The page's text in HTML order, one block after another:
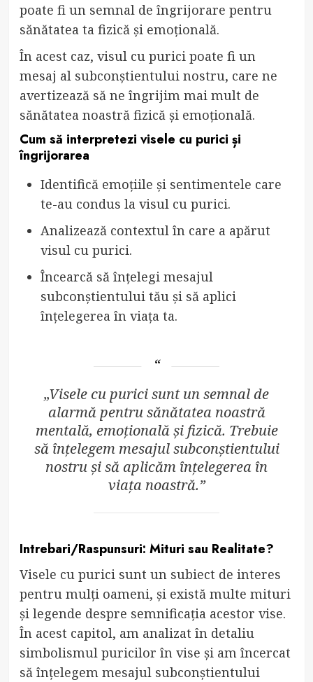
poate fi un semnal de îngrijorare pentru
sănătatea ta fizică și emoțională.
În acest caz, visul cu purici poate fi un
mesaj al subconștientului nostru, care ne
avertizează să ne îngrijim mai mult de
sănătatea noastră fizică și emoțională.
Cum să interpretezi visele cu purici și
îngrijorarea
Identifică emoțiile și sentimentele care
te-au condus la visul cu purici.
Analizează contextul în care a apărut
visul cu purici.
Încearcă să înțelegi mesajul
subconștientului tău și să aplici
înțelegerea în viața ta.
„Visele cu purici sunt un semnal de
alarmă pentru sănătatea noastră
mentală, emoțională și fizică. Trebuie
să înțelegem mesajul subconștientului
nostru și să aplicăm înțelegerea în
viața noastră.”
Intrebari/Raspunsuri: Mituri sau Realitate?
Visele cu purici sunt un subiect de interes
pentru mulți oameni, și există multe mituri
și legende despre semnificația acestor vise.
În acest capitol, am analizat în detaliu
simbolismul puricilor în vise și am încercat
să înțelegem mesajul subconștientului